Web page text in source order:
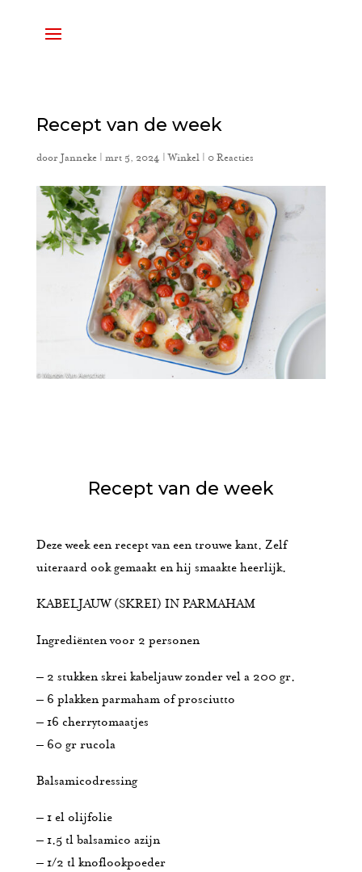
Recept van de week
door Janneke| mrt 5, 2024 |Winkel| 0 Reacties
Recept van de week
Deze week een recept van een trouwe kant. Zelf
uiteraard ook gemaakt en hij smaakte heerlijk.
KABELJAUW (SKREI) IN PARMAHAM
Ingrediënten voor 2 personen
– 2 stukken skrei kabeljauw zonder vel a 200 gr.
– 6 plakken parmaham of prosciutto
– 16 cherrytomaatjes
– 60 gr rucola
Balsamicodressing
– 1 el olijfolie
– 1.5 tl balsamico azijn
– 1/2 tl knoflookpoeder